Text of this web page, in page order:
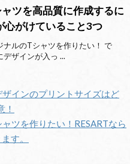
ツを高品質に作成するに
心がけていること3つ
ナルのTシャツを作りたい！ で
デザインが入っ ...
ザインのプリントサイズはど
！
ツを作りたい！RESARTなら
す。